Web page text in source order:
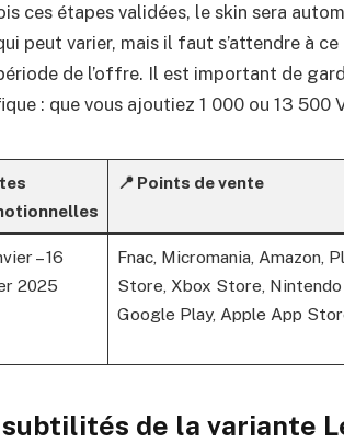
ces étapes validées, le skin sera
peut varier, mais il faut s’attendre à
de l’offre. Il est important de
: que vous ajoutiez 1 000 ou 13 500
📍 Points de vente
– 16
2025
Fnac, Micromania, Amazon,
Store, Xbox Store, Nintendo
Google Play, Apple App
subtilités de la variante